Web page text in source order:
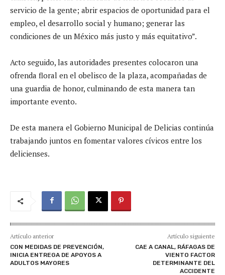
servicio de la gente; abrir espacios de oportunidad para el
empleo, el desarrollo social y humano; generar las
condiciones de un México más justo y más equitativo”.
Acto seguido, las autoridades presentes colocaron una
ofrenda floral en el obelisco de la plaza, acompañadas de
una guardia de honor, culminando de esta manera tan
importante evento.
De esta manera el Gobierno Municipal de Delicias continúa
trabajando juntos en fomentar valores cívicos entre los
delicienses.
Artículo anterior
CON MEDIDAS DE PREVENCIÓN,
INICIA ENTREGA DE APOYOS A
ADULTOS MAYORES
Artículo siguiente
CAE A CANAL, RÁFAGAS DE
VIENTO FACTOR
DETERMINANTE DEL
ACCIDENTE